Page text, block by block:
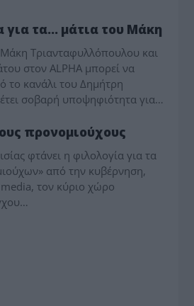
για τα… μάτια του Μάκη
Τριανταφυλλόπουλου και
στον ALPHA μπορεί να
το κανάλι του Δημήτρη
σοβαρή υποψηφιότητα για…
προνομιούχους
φτάνει η φιλολογία για τα
από την κυβέρνηση,
media, τον κύριο χώρο